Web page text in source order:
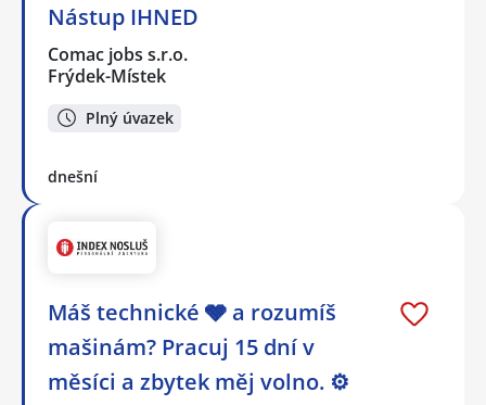
Nástup IHNED
Comac jobs s.r.o.
Frýdek-Místek
Plný úvazek
dnešní
Máš technické 🩶 a rozumíš
mašinám? Pracuj 15 dní v
měsíci a zbytek měj volno. ⚙